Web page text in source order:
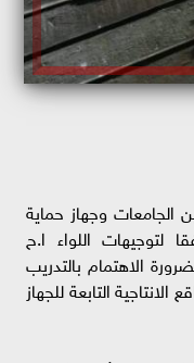
الجامعات وجهاز حماية
لتوجيهات اللواء ا.ح
الاهتمام بالتدريب
التابعة للجهاز